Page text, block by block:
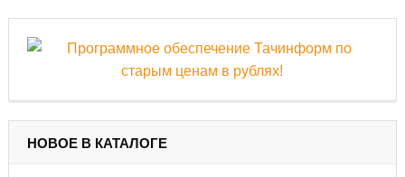
НОВОЕ В КАТАЛОГЕ